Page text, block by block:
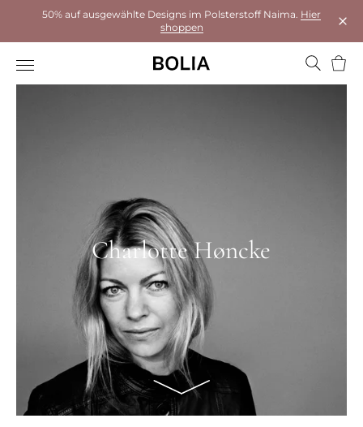
50% auf ausgewählte Designs im Polsterstoff Naima. Hier
shoppen
Charlotte Høncke